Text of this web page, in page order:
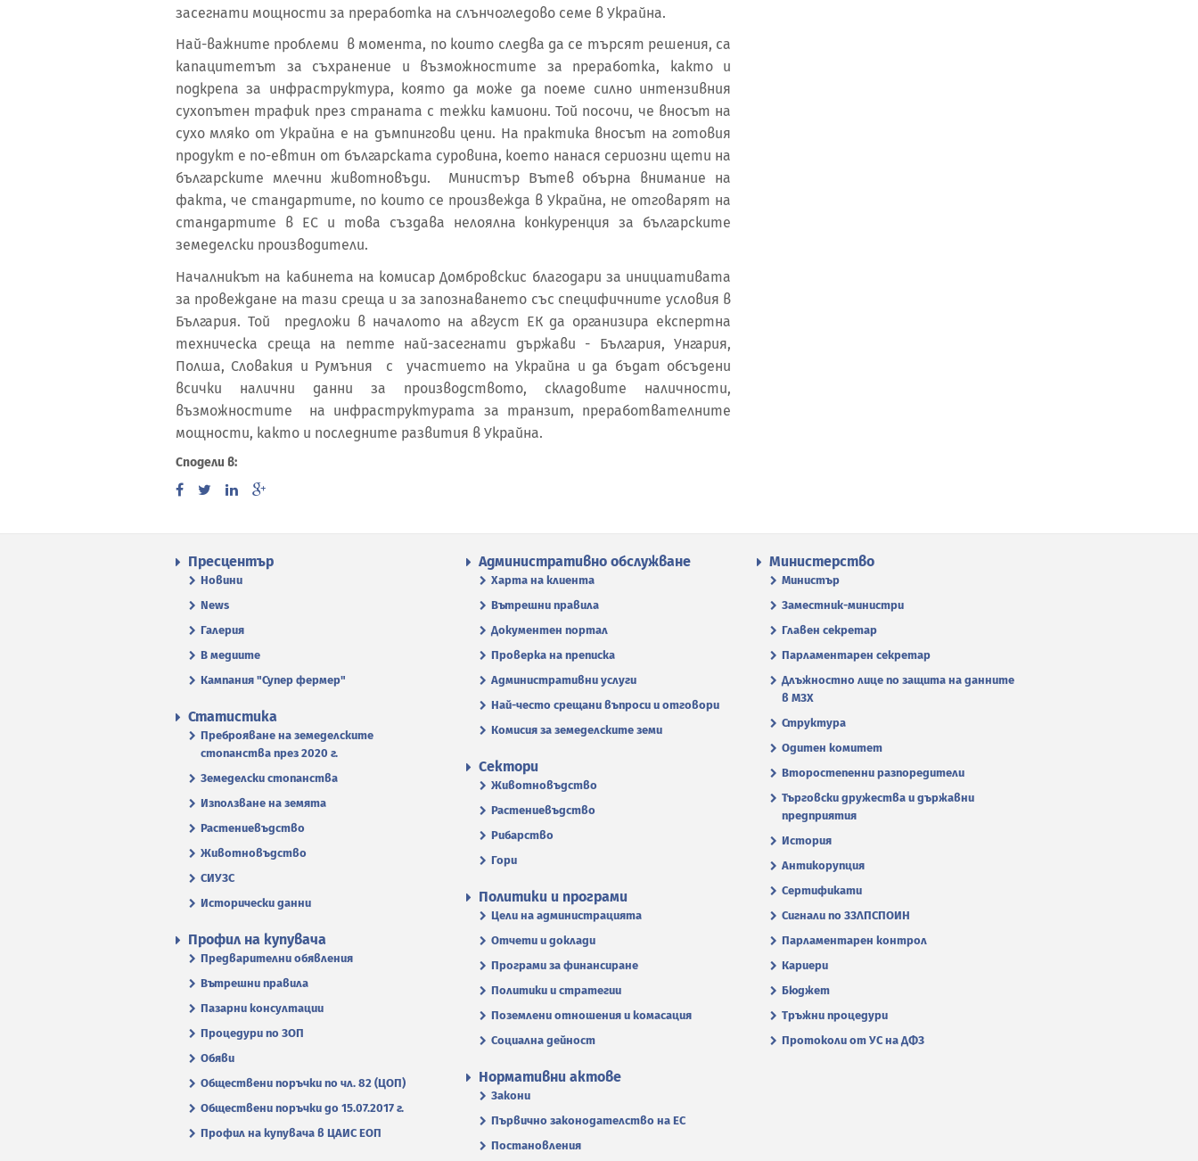
засегнати мощности за преработка на слънчогледово семе в Украйна.
Най-важните проблеми в момента, по които следва да се търсят решения, са
капацитетът за съхранение и възможностите за преработка, както и
подкрепа за инфраструктура, която да може да поеме силно интензивния
сухопътен трафик през страната с тежки камиони. Той посочи, че вносът на
сухо мляко от Украйна е на дъмпингови цени. На практика вносът на готовия
продукт е по-евтин от българската суровина, което нанася сериозни щети на
българските млечни животновъди. Министър Вътев обърна внимание на
факта, че стандартите, по които се произвежда в Украйна, не отговарят на
стандартите в ЕС и това създава нелоялна конкуренция за българските
земеделски производители.
Началникът на кабинета на комисар Домбровскис благодари за инициативата
за провеждане на тази среща и за запознаването със специфичните условия в
България. Той предложи в началото на август ЕК да организира експертна
техническа среща на петте най-засегнати държави - България, Унгария,
Полша, Словакия и Румъния с участието на Украйна и да бъдат обсъдени
всички налични данни за производството, складовите наличности,
възможностите на инфраструктурата за транзит, преработвателните
мощности, както и последните развития в Украйна.
Сподели в:
Пресцентър
Новини
News
Галерия
В медиите
Кампания "Супер фермер"
Административно обслужване
Харта на клиента
Вътрешни правила
Документен портал
Проверка на преписка
Административни услуги
Най-често срещани въпроси и отговори
Комисия за земеделските земи
Министерство
Министър
Заместник-министри
Главен секретар
Парламентарен секретар
Длъжностно лице по защита на данните
в МЗХ
Структура
Одитен комитет
Второстепенни разпоредители
Търговски дружества и държавни
предприятия
История
Антикорупция
Сертификати
Сигнали по ЗЗЛПСПОИН
Парламентарен контрол
Кариери
Бюджет
Тръжни процедури
Протоколи от УС на ДФЗ
Статистика
Преброяване на земеделските
стопанства през 2020 г.
Земеделски стопанства
Използване на земята
Растениевъдство
Животновъдство
СИУЗС
Исторически данни
Сектори
Животновъдство
Растениевъдство
Рибарство
Гори
Политики и програми
Цели на администрацията
Отчети и доклади
Програми за финансиране
Политики и стратегии
Поземлени отношения и комасация
Социална дейност
Профил на купувача
Предварителни обявления
Вътрешни правила
Пазарни консултации
Процедури по ЗОП
Обяви
Обществени поръчки по чл. 82 (ЦОП)
Обществени поръчки до 15.07.2017 г.
Профил на купувача в ЦАИС ЕОП
Нормативни актове
Закони
Първично законодателство на ЕС
Постановления